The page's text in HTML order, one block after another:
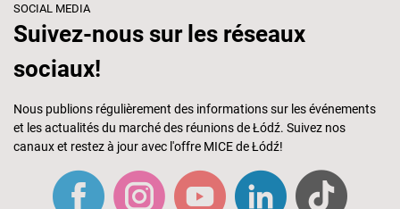
SOCIAL MEDIA
Suivez-nous sur les réseaux
sociaux!
Nous publions régulièrement des informations sur les événements
et les actualités du marché des réunions de Łódź. Suivez nos
canaux et restez à jour avec l'offre MICE de Łódź!